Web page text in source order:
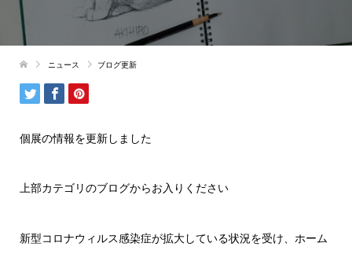
ニュース ブログ更新
個展の情報を更新しました
上部カテゴリのブログからお入りください
新型コロナウィルス感染症が拡大している状況を受け、ホーム